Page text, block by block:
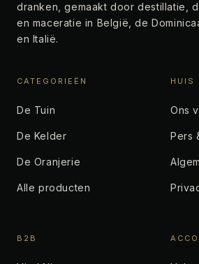
dranken, gemaakt door destillatie,
en maceratie in België, de
en Italië.
CATEGORIEËN
De Tuin
De Kelder
De Oranjerie
Alle producten
HUIS
Ons
Pers
B2B